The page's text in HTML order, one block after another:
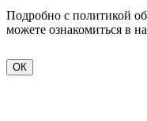
Подробно с политикой
можете ознакомиться в
ОК